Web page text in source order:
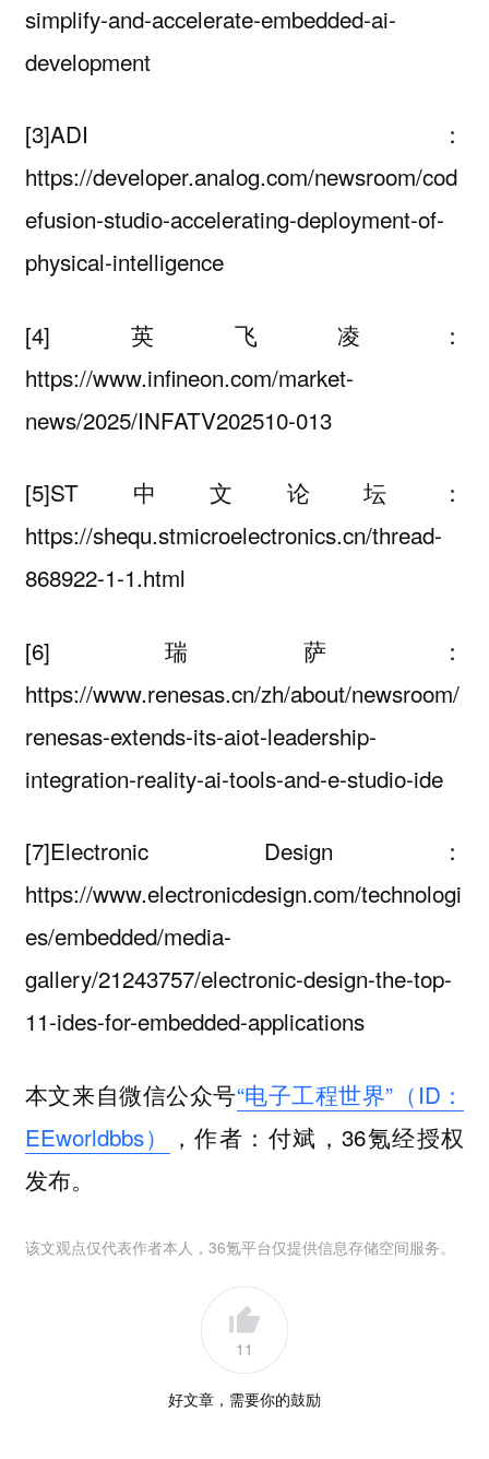
simplify-and-accelerate-embedded-ai-
development
[3]ADI：
https://developer.analog.com/newsroom/cod
efusion-studio-accelerating-deployment-of-
physical-intelligence
[4]英飞凌：
https://www.infineon.com/market-
news/2025/INFATV202510-013
[5]ST中文论坛：
https://shequ.stmicroelectronics.cn/thread-
868922-1-1.html
[6]瑞萨：
https://www.renesas.cn/zh/about/newsroom/
renesas-extends-its-aiot-leadership-
integration-reality-ai-tools-and-e-studio-ide
[7]Electronic Design：
https://www.electronicdesign.com/technologi
es/embedded/media-
gallery/21243757/electronic-design-the-top-
11-ides-for-embedded-applications
本文来自微信公众号“电子工程世界”（ID：
EEworldbbs）
，作者：付斌，36氪经授权
发布。
该文观点仅代表作者本人，36氪平台仅提供信息存储空间服务。
11
好文章，需要你的鼓励